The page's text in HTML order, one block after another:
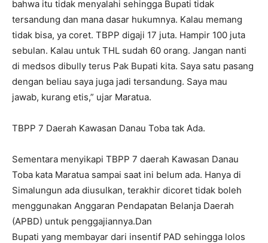
bahwa itu tidak menyalahi sehingga Bupati tidak
tersandung dan mana dasar hukumnya. Kalau memang
tidak bisa, ya coret. TBPP digaji 17 juta. Hampir 100 juta
sebulan. Kalau untuk THL sudah 60 orang. Jangan nanti
di medsos dibully terus Pak Bupati kita. Saya satu pasang
dengan beliau saya juga jadi tersandung. Saya mau
jawab, kurang etis,” ujar Maratua.
TBPP 7 Daerah Kawasan Danau Toba tak Ada.
Sementara menyikapi TBPP 7 daerah Kawasan Danau
Toba kata Maratua sampai saat ini belum ada. Hanya di
Simalungun ada diusulkan, terakhir dicoret tidak boleh
menggunakan Anggaran Pendapatan Belanja Daerah
(APBD) untuk penggajiannya.Dan
Bupati yang membayar dari insentif PAD sehingga lolos